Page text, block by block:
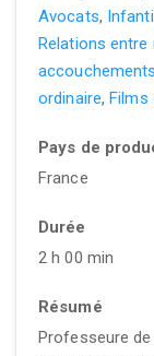
Avocats,
Relations
ordinaire,Films
Pays de
France
Durée
2 h 00 min
Résumé
Professeure